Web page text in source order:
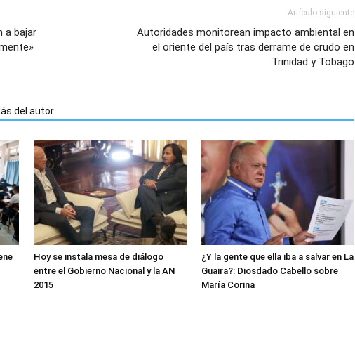
a bajar
Artículo siguiente
Autoridades monitorean impacto ambiental en
el oriente del país tras derrame de crudo en
Trinidad y Tobago
del autor
Hoy se instala mesa de diálogo
entre el Gobierno Nacional y la AN
2015
¿Y la gente que ella iba a salvar en La
Guaira?: Diosdado Cabello sobre
María Corina